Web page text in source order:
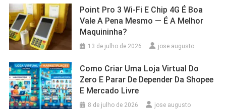
Point Pro 3 Wi‑Fi E Chip 4G É Boa
Vale A Pena Mesmo — É A Melhor
Maquininha?
13 de julho de 2026 jose augusto
Como Criar Uma Loja Virtual Do
Zero E Parar De Depender Da Shopee
E Mercado Livre
8 de julho de 2026 jose augusto